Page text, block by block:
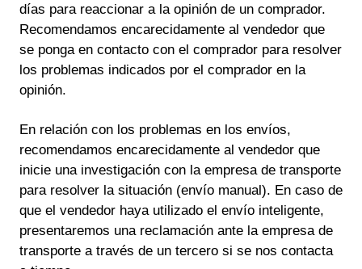
días para reaccionar a la opinión de un comprador.
Recomendamos encarecidamente al vendedor que
se ponga en contacto con el comprador para resolver
los problemas indicados por el comprador en la
opinión.
En relación con los problemas en los envíos,
recomendamos encarecidamente al vendedor que
inicie una investigación con la empresa de transporte
para resolver la situación (envío manual). En caso de
que el vendedor haya utilizado el envío inteligente,
presentaremos una reclamación ante la empresa de
transporte a través de un tercero si se nos contacta